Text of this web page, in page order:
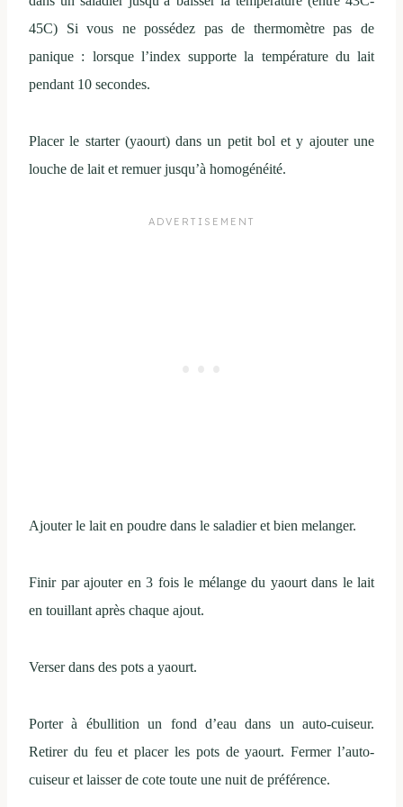
45C) Si vous ne possédez pas de thermomètre pas de
panique : lorsque l’index supporte la température du lait
pendant 10 secondes.
Placer le starter (yaourt) dans un petit bol et y ajouter une
louche de lait et remuer jusqu’à homogénéité.
Ajouter le lait en poudre dans le saladier et bien melanger.
Finir par ajouter en 3 fois le mélange du yaourt dans le lait
en touillant après chaque ajout.
Verser dans des pots a yaourt.
Porter à ébullition un fond d’eau dans un auto-cuiseur.
Retirer du feu et placer les pots de yaourt. Fermer l’auto-
cuiseur et laisser de cote toute une nuit de préférence.